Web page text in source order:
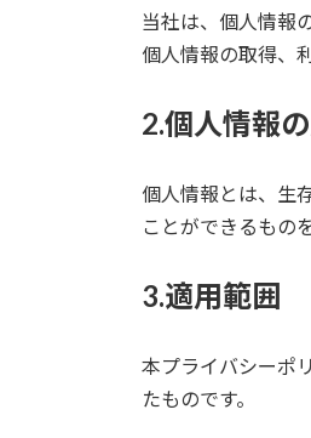
当社は、個人情報
個人情報の取得、
2.個人情報
個人情報とは、生
ことができるもの
3.適用範囲
本プライバシーポ
たものです。